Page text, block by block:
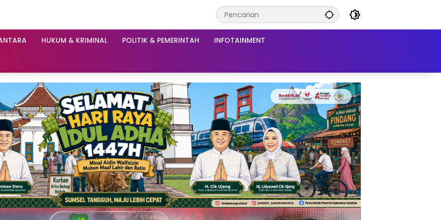
HUKUM & KRIMINAL POLITIK & PEMERINTAH INFOTAINMENT